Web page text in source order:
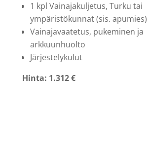
1 kpl Vainajakuljetus, Turku tai
ympäristökunnat (sis. apumies)
Vainajavaatetus, pukeminen ja
arkkuunhuolto
Järjestelykulut
Hinta: 1.312 €